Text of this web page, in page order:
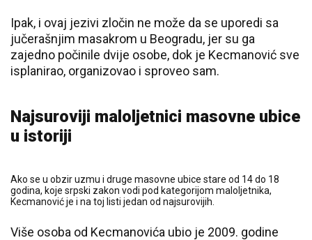
Ipak, i ovaj jezivi zločin ne može da se uporedi sa
jučerašnjim masakrom u Beogradu, jer su ga
zajedno počinile dvije osobe, dok je Kecmanović sve
isplanirao, organizovao i sproveo sam.
Najsuroviji maloljetnici masovne ubice
u istoriji
Ako se u obzir uzmu i druge masovne ubice stare od 14 do 18
godina, koje srpski zakon vodi pod kategorijom maloljetnika,
Kecmanović je i na toj listi jedan od najsurovijih.
Više osoba od Kecmanovića ubio je 2009. godine